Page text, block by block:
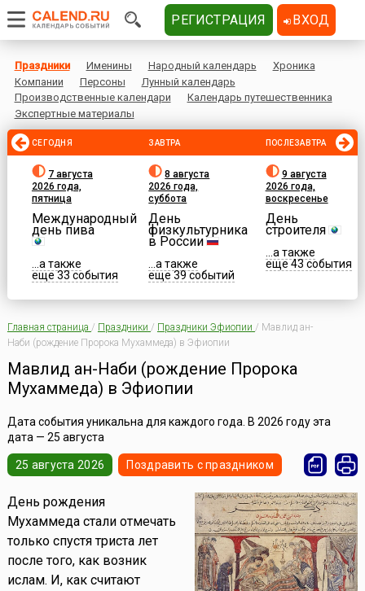
Праздники Именины Народный календарь
Хроника
Компании
Персоны
Лунный календарь
Производственные календари
Календарь путешественника
Экспертные материалы
СЕГОДНЯ
7 августа
2026 года,
пятница
Международный
день пива
...а также
еще 33 события
ЗАВТРА
8 августа
2026 года,
суббота
День
физкультурника
в России
...а также
еще 39 событий
ПОСЛЕЗАВТРА
9 августа
2026 года,
воскресенье
День
строителя
...а также
еще 43 события
Главная страница / Праздники / Праздники Эфиопии / Мавлид ан-
Наби (рождение Пророка Мухаммеда) в Эфиопии
Мавлид ан-Наби (рождение Пророка
Мухаммеда) в Эфиопии
Дата события уникальна для каждого года. В 2026 году эта
дата — 25 августа
25 августа 2026 Поздравить с праздником
День рождения
Мухаммеда стали отмечать
только спустя триста лет
после того, как возник
ислам. И, как считают
РЕГИСТРАЦИЯ ВХОД